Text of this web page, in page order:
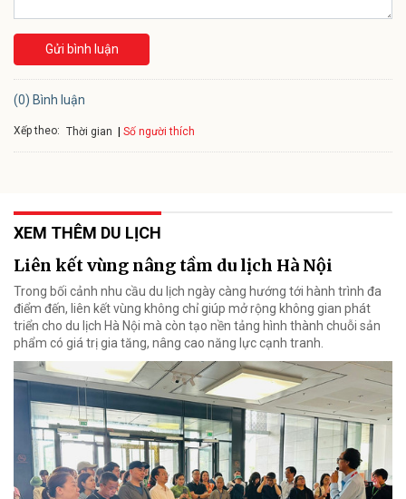
Gửi bình luận
(0) Bình luận
Xếp theo: Thời gian Số người thích
XEM THÊM DU LỊCH
Liên kết vùng nâng tầm du lịch Hà Nội
Trong bối cảnh nhu cầu du lịch ngày càng hướng tới hành trình đa
điểm đến, liên kết vùng không chỉ giúp mở rộng không gian phát
triển cho du lịch Hà Nội mà còn tạo nền tảng hình thành chuỗi sản
phẩm có giá trị gia tăng, nâng cao năng lực cạnh tranh.